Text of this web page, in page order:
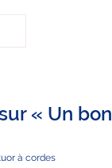
« Un bon
à cordes